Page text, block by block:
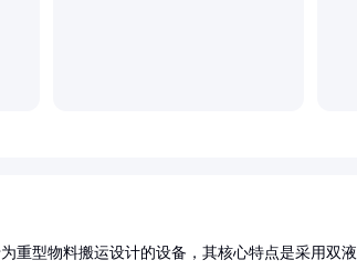
重型物料搬运设计的设备，其核心特点是采用双